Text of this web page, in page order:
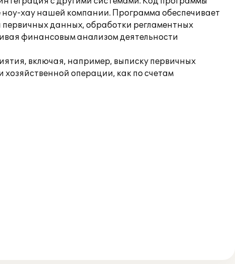
хау нашей компании. Программа обеспечивает
данных, обработки регламентных
финансовым анализом деятельности
включая, например, выписку первичных
операции, как по счетам